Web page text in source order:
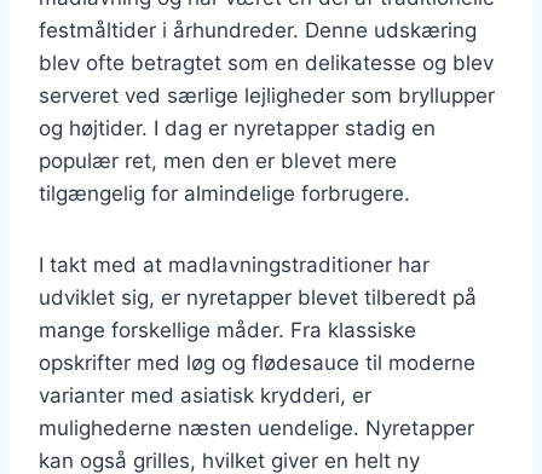
festmåltider i århundreder. Denne udskæring
blev ofte betragtet som en delikatesse og blev
serveret ved særlige lejligheder som bryllupper
og højtider. I dag er nyretapper stadig en
populær ret, men den er blevet mere
tilgængelig for almindelige forbrugere.
I takt med at madlavningstraditioner har
udviklet sig, er nyretapper blevet tilberedt på
mange forskellige måder. Fra klassiske
opskrifter med løg og flødesauce til moderne
varianter med asiatisk krydderi, er
mulighederne næsten uendelige. Nyretapper
kan også grilles, hvilket giver en helt ny